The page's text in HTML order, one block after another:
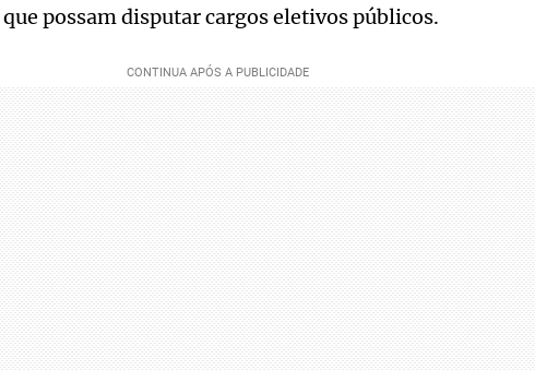
possam disputar cargos eletivos públicos.